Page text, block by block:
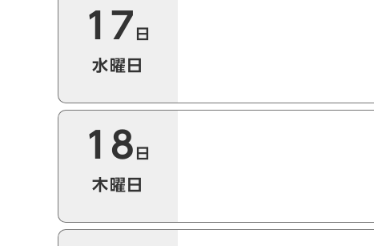
17 日
水曜日
18 日
木曜日